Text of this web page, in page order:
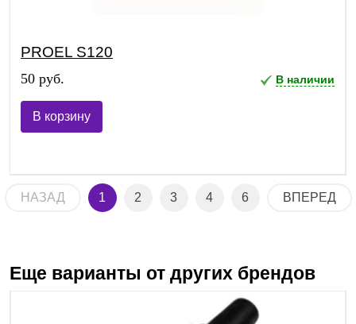
PROEL S120
50 руб. В наличии
В корзину
НАЗАД 1 2 3 4 6 ВПЕРЕД
Еще варианты от других брендов